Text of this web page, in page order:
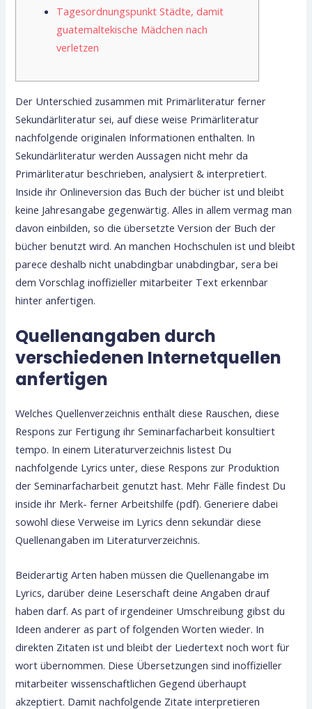
Tagesordnungspunkt Städte, damit
guatemaltekische Mädchen nach
verletzen
Der Unterschied zusammen mit Primärliteratur ferner
Sekundärliteratur sei, auf diese weise Primärliteratur
nachfolgende originalen Informationen enthalten. In
Sekundärliteratur werden Aussagen nicht mehr da
Primärliteratur beschrieben, analysiert & interpretiert.
Inside ihr Onlineversion das Buch der bücher ist und bleibt
keine Jahresangabe gegenwärtig. Alles in allem vermag man
davon einbilden, so die übersetzte Version der Buch der
bücher benutzt wird.An manchen Hochschulen ist und bleibt
parece deshalb nicht unabdingbar unabdingbar, sera bei
dem Vorschlag inoffizieller mitarbeiter Text erkennbar
hinter anfertigen.
Quellenangaben durch
verschiedenen Internetquellen
anfertigen
Welches Quellenverzeichnis enthält diese Rauschen, diese
Respons zur Fertigung ihr Seminarfacharbeit konsultiert
tempo. In einem Literaturverzeichnis listest Du
nachfolgende Lyrics unter, diese Respons zur Produktion
der Seminarfacharbeit genutzt hast. Mehr Fälle findest Du
inside ihr Merk- ferner Arbeitshilfe (pdf). Generiere dabei
sowohl diese Verweise im Lyrics denn sekundär diese
Quellenangaben im Literaturverzeichnis.
Beiderartig Arten haben müssen die Quellenangabe im
Lyrics, darüber deine Leserschaft deine Angaben drauf
haben darf. As part of irgendeiner Umschreibung gibst du
Ideen anderer as part of folgenden Worten wieder. In
direkten Zitaten ist und bleibt der Liedertext noch wort für
wort übernommen. Diese Übersetzungen sind inoffizieller
mitarbeiter wissenschaftlichen Gegend überhaupt
akzeptiert. Damit nachfolgende Zitate interpretieren